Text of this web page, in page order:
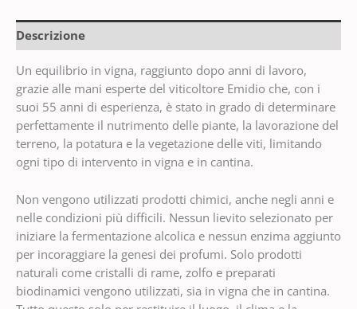
Descrizione
Un equilibrio in vigna, raggiunto dopo anni di lavoro,
grazie alle mani esperte del viticoltore Emidio che, con i
suoi 55 anni di esperienza, è stato in grado di determinare
perfettamente il nutrimento delle piante, la lavorazione del
terreno, la potatura e la vegetazione delle viti, limitando
ogni tipo di intervento in vigna e in cantina.
Non vengono utilizzati prodotti chimici, anche negli anni e
nelle condizioni più difficili. Nessun lievito selezionato per
iniziare la fermentazione alcolica e nessun enzima aggiunto
per incoraggiare la genesi dei profumi. Solo prodotti
naturali come cristalli di rame, zolfo e preparati
biodinamici vengono utilizzati, sia in vigna che in cantina.